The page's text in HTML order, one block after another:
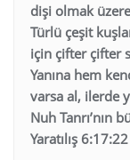
dişi olmak
Türlü çeşit
için çifter çifter
Yanına hem
varsa al, ilerde
Nuh Tanrı’nın
Yaratılış 6:17:22